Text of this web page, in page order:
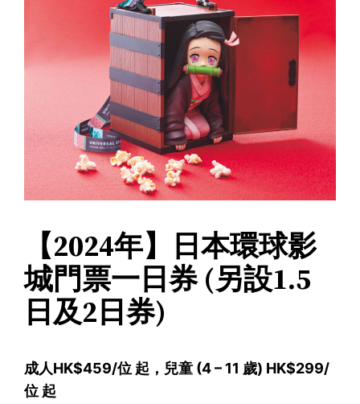
【2024年】日本環球影
城門票一日券 (另設1.5
日及2日券)
成人HK$459/位 起，兒童 (4 – 11 歲) HK$299/
位 起